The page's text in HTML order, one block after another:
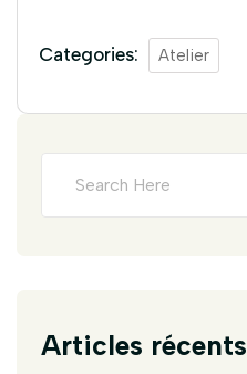
Categories: Atelier
Articles récents